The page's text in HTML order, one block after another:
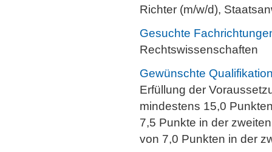
Richter (m/w/d),
Gesuchte
Rechtswissenschaften
Gewünschte
Erfüllung der
mindestens 15,0
7,5 Punkte in der
von 7,0 Punkten in der